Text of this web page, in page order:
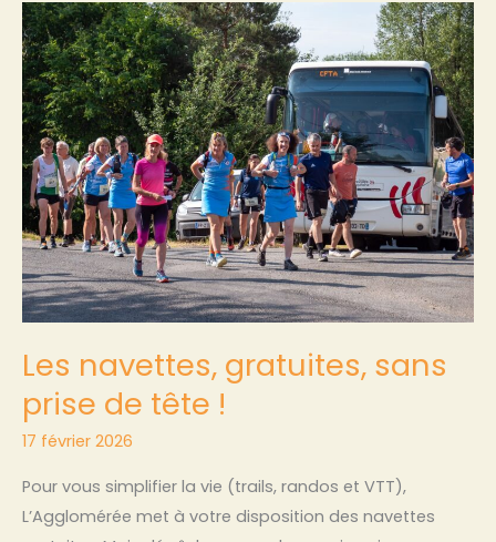
Les navettes, gratuites, sans
prise de tête !
17 février 2026
Pour vous simplifier la vie (trails, randos et VTT),
L’Agglomérée met à votre disposition des navettes
Les
navettes,
gratuites,
sans
prise
de
tête
!